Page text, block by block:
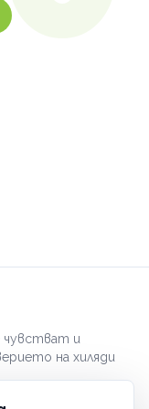
чувстват и
на хиляди